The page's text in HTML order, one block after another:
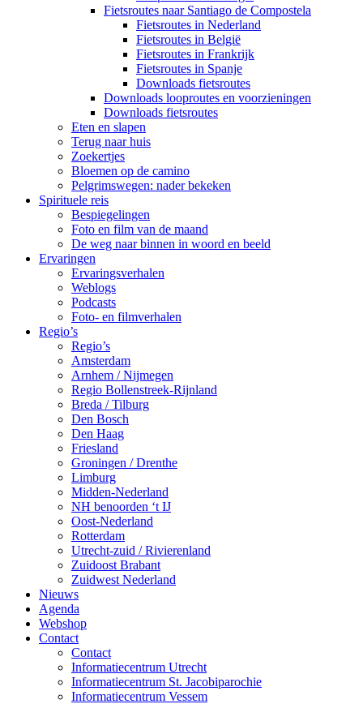
Fietsroutes naar Santiago de Compostela
Fietsroutes in Nederland
Fietsroutes in België
Fietsroutes in Frankrijk
Fietsroutes in Spanje
Downloads fietsroutes
Downloads looproutes en voorzieningen
Downloads fietsroutes
Eten en slapen
Terug naar huis
Zoekertjes
Bloemen op de camino
Pelgrimswegen: nader bekeken
Spirituele reis
Bespiegelingen
Foto en film van de maand
De weg naar binnen in woord en beeld
Ervaringen
Ervaringsverhalen
Weblogs
Podcasts
Foto- en filmverhalen
Regio’s
Regio’s
Amsterdam
Arnhem / Nijmegen
Regio Bollenstreek-Rijnland
Breda / Tilburg
Den Bosch
Den Haag
Friesland
Groningen / Drenthe
Limburg
Midden-Nederland
NH benoorden ‘t IJ
Oost-Nederland
Rotterdam
Utrecht-zuid / Rivierenland
Zuidoost Brabant
Zuidwest Nederland
Nieuws
Agenda
Webshop
Contact
Contact
Informatiecentrum Utrecht
Informatiecentrum St. Jacobiparochie
Informatiecentrum Vessem